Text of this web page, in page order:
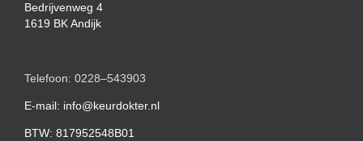
Bedrijvenweg 4
1619 BK Andijk
Telefoon: 0228–543903
E-mail: info@keurdokter.nl
BTW: 817952548B01